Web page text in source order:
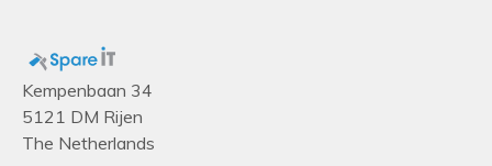
Kempenbaan 34
5121 DM Rijen
The Netherlands